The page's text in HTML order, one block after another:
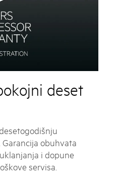
deset
obuhvata
i dopune
servisa.